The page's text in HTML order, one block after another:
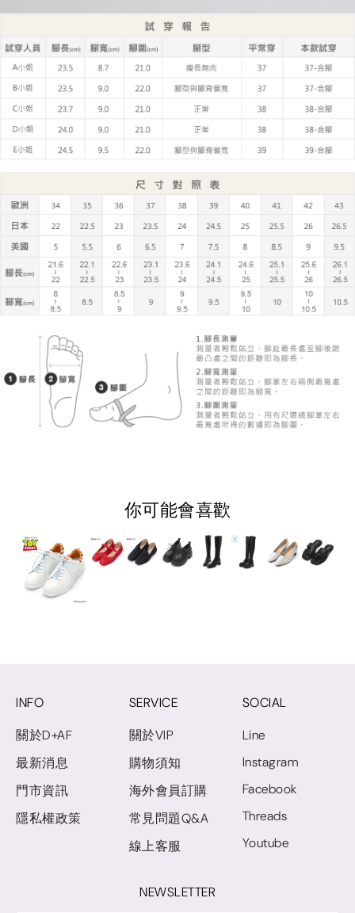
你可能會喜歡
INFO
關於D+AF
最新消息
門市資訊
隱私權政策
SERVICE
關於VIP
購物須知
海外會員訂購
常見問題Q&A
線上客服
SOCIAL
Line
Instagram
Facebook
Threads
Youtube
NEWSLETTER